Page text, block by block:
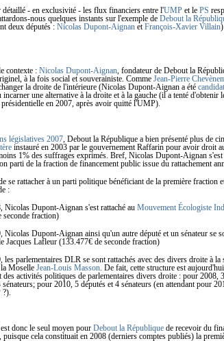
détaillé - en exclusivité - les flux financiers entre l'UMP et le PS
nous quelques instants sur l'exemple de Debout la
deux députés : Nicolas Dupont-Aignan et François-Xavier Villain)
contexte : Nicolas Dupont-Aignan , fondateur de Debout la
à la fois social et souverainiste. Comme Jean-Pierre
la droite de l'intérieure (Nicolas Dupont-Aignan a été
incarner une alternative à la droite et à la gauche (il a tenté d'obtenir
présidentielle en 2007, après avoir quitté l'UMP).
législatives 2007 , Debout la République a bien présenté plus de
instauré en 2003 par le gouvernement Raffarin pour avoir droit
1% des suffrages exprimés. Bref, Nicolas Dupont-Aignan
parti de la fraction de financement public issue du rattachement
se rattacher à un parti politique bénéficiant de la première fraction
:
Nicolas Dupont-Aignan s'est rattaché au Mouvement Écologiste
seconde fraction)
Nicolas Dupont-Aignan ainsi qu'un autre député et un sénateur se
Jacques Lafleur (133.477€ de seconde fraction)
les parlementaires DLR se sont rattachés avec des divers droite à
la Moselle Jean-Louis Masson . De fait, cette structure est
des activités politiques de parlementaires divers droite : pour 2008,
sénateurs; pour 2010, 5 députés et 4 sénateurs (en attendant pour
donc le seul moyen pour Debout la République de recevoir du
puisque cela constituait en 2008 (derniers comptes publiés) la